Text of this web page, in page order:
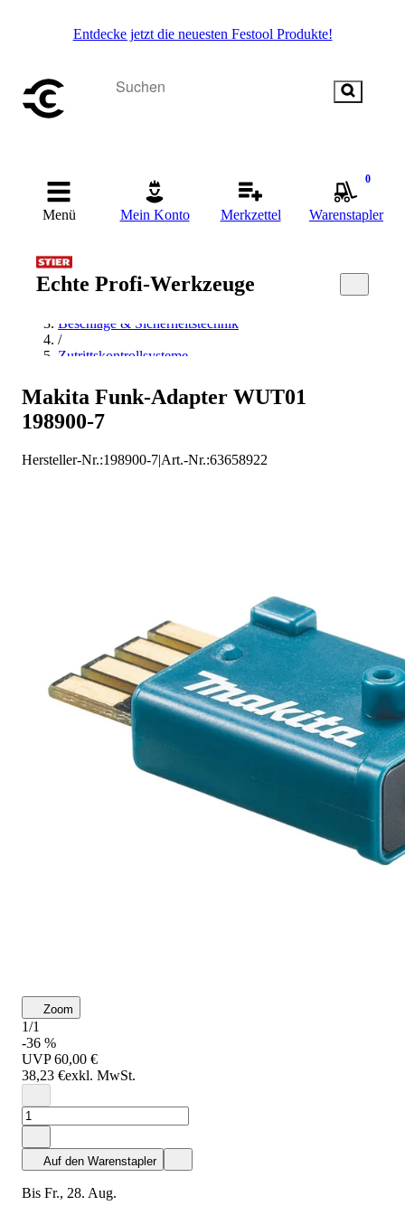
Entdecke jetzt die neuesten Festool Produkte!
Menü Mein Konto Merkzettel
0
Warenstapler
Echte Profi-Werkzeuge
Startseite
Beschläge & Sicherheitstechnik
/
Zutrittskontrollsysteme
Makita Zutrittskontrollsysteme
Makita Funk-Adapter WUT01
198900-7
Hersteller-Nr.:198900-7|Art.-Nr.:63658922
Zoom
1/1
-36 %
UVP 60,00 €
38,23 €exkl. MwSt.
Auf den Warenstapler
bis Fr., 28. Aug.